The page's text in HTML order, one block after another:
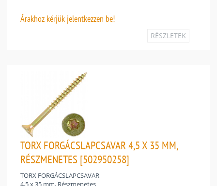
Árakhoz kérjük jelentkezzen be!
RÉSZLETEK
TORX FORGÁCSLAPCSAVAR 4,5 X 35 MM,
RÉSZMENETES [502950258]
TORX FORGÁCSLAPCSAVAR
4,5 x 35 mm, Részmenetes